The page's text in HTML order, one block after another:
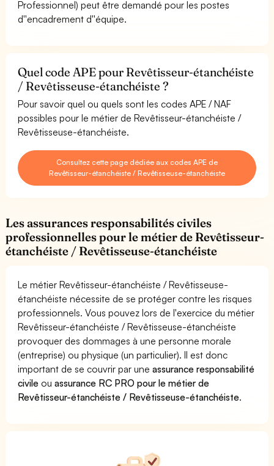
Professionnel) peut être demandé pour les postes
d''encadrement d''équipe.
Quel code APE pour Revêtisseur-étanchéiste
/ Revêtisseuse-étanchéiste ?
Pour savoir quel ou quels sont les codes APE / NAF
possibles pour le métier de Revêtisseur-étanchéiste /
Revêtisseuse-étanchéiste.
Consultez cette page dédiée aux codes APE de
Revêtisseur-étanchéiste / Revêtisseuse-étanchéiste
Les assurances responsabilités civiles
professionnelles pour le métier de Revêtisseur-
étanchéiste / Revêtisseuse-étanchéiste
Le métier Revêtisseur-étanchéiste / Revêtisseuse-
étanchéiste nécessite de se protéger contre les risques
professionnels. Vous pouvez lors de l'exercice du métier
Revêtisseur-étanchéiste / Revêtisseuse-étanchéiste
provoquer des dommages à une personne morale
(entreprise) ou physique (un particulier). Il est donc
important de se couvrir par uneassurance responsabilité
civile ouassurance RC PRO pour le métier de
Revêtisseur-étanchéiste / Revêtisseuse-étanchéiste.